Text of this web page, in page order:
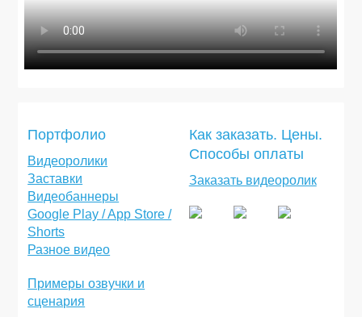
Портфолио
Видеоролики
Заставки
Видеобаннеры
Google Play / App Store /
Shorts
Разное видео
Примеры озвучки и
сценария
Как заказать. Цены.
Способы оплаты
Заказать видеоролик